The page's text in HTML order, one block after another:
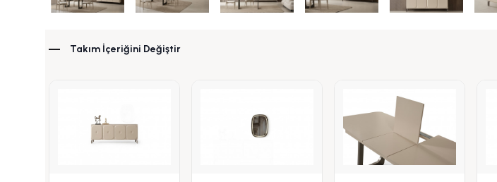
Takım İçeriğini Değiştir